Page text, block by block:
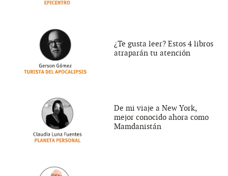
¿Te gusta leer? Estos 4 libros
atraparán tu atención
De mi viaje a New York,
mejor conocido ahora como
Mamdanistán